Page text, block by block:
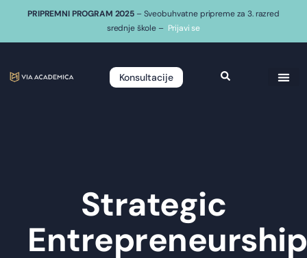
PRIPREMNI PROGRAM 2025 – Sveobuhvatne pripreme za 3. razred
srednje škole – Prijavi se
Konsultacije
Strategic
Entrepreneurship